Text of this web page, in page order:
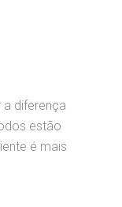
a diferença
estão
é mais